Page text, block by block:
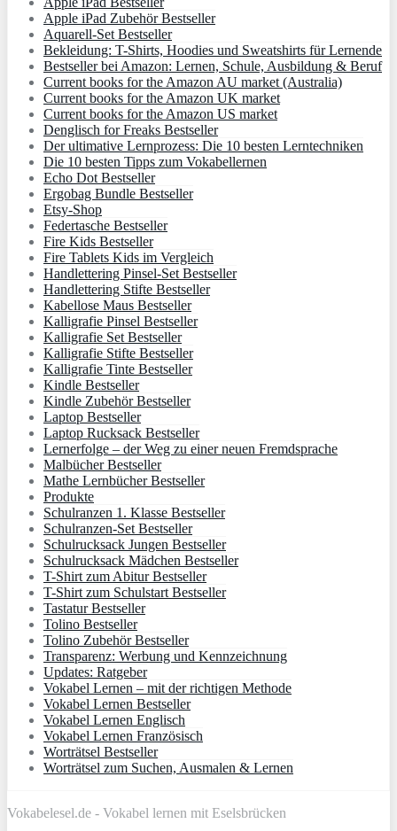
Apple iPad Zubehör Bestseller
Aquarell-Set Bestseller
Bekleidung: T-Shirts, Hoodies und Sweatshirts für Lernende
Bestseller bei Amazon: Lernen, Schule, Ausbildung & Beruf
Current books for the Amazon AU market (Australia)
Current books for the Amazon UK market
Current books for the Amazon US market
Denglisch for Freaks Bestseller
Der ultimative Lernprozess: Die 10 besten Lerntechniken
Die 10 besten Tipps zum Vokabellernen
Echo Dot Bestseller
Ergobag Bundle Bestseller
Etsy-Shop
Federtasche Bestseller
Fire Kids Bestseller
Fire Tablets Kids im Vergleich
Handlettering Pinsel-Set Bestseller
Handlettering Stifte Bestseller
Kabellose Maus Bestseller
Kalligrafie Pinsel Bestseller
Kalligrafie Set Bestseller
Kalligrafie Stifte Bestseller
Kalligrafie Tinte Bestseller
Kindle Bestseller
Kindle Zubehör Bestseller
Laptop Bestseller
Laptop Rucksack Bestseller
Lernerfolge – der Weg zu einer neuen Fremdsprache
Malbücher Bestseller
Mathe Lernbücher Bestseller
Produkte
Schulranzen 1. Klasse Bestseller
Schulranzen-Set Bestseller
Schulrucksack Jungen Bestseller
Schulrucksack Mädchen Bestseller
T-Shirt zum Abitur Bestseller
T-Shirt zum Schulstart Bestseller
Tastatur Bestseller
Tolino Bestseller
Tolino Zubehör Bestseller
Transparenz: Werbung und Kennzeichnung
Updates: Ratgeber
Vokabel Lernen – mit der richtigen Methode
Vokabel Lernen Bestseller
Vokabel Lernen Englisch
Vokabel Lernen Französisch
Worträtsel Bestseller
Worträtsel zum Suchen, Ausmalen & Lernen
Vokabelesel.de - Vokabel lernen mit Eselsbrücken